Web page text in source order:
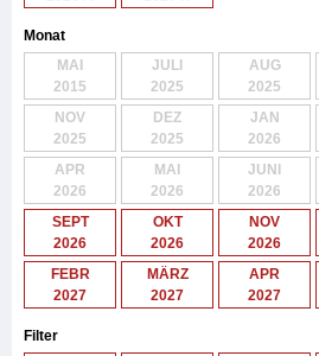
Monat
MAI
2015
JULI
2025
AUG
2025
NOV
2025
DEZ
2025
JAN
2026
APR
2026
MAI
2026
JUNI
2026
SEPT
2026
OKT
2026
NOV
2026
FEBR
2027
MÄRZ
2027
APR
2027
Filter